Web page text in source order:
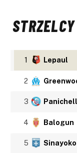
STRZELCY
1 Lepaul
2
3
4 Balogun
5 Sinayoko